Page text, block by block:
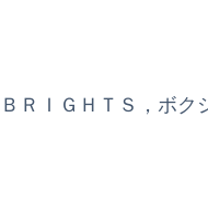
ＲＩＧＨＴＳ，ボ